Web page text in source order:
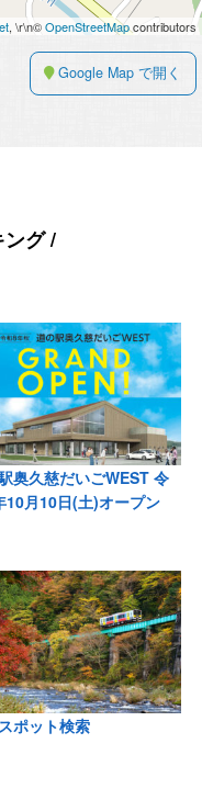
, \r\n©OpenStreetMapcontributors
Google Map で開く
グ /
奥久慈だいごWEST 令
10月10日(土)オープン
ポット検索